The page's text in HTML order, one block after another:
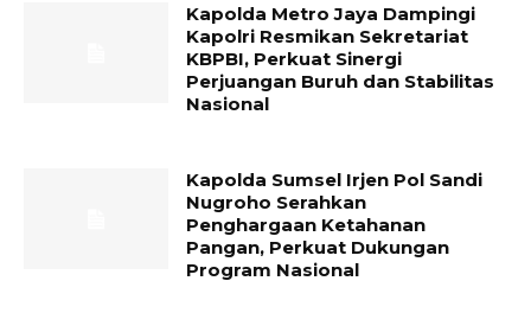
Kapolda Metro Jaya Dampingi
Kapolri Resmikan Sekretariat
KBPBI, Perkuat Sinergi
Perjuangan Buruh dan Stabilitas
Nasional
Kapolda Sumsel Irjen Pol Sandi
Nugroho Serahkan
Penghargaan Ketahanan
Pangan, Perkuat Dukungan
Program Nasional